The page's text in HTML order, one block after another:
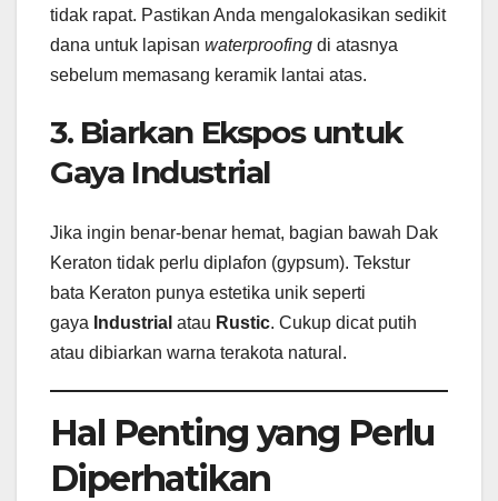
tidak rapat. Pastikan Anda mengalokasikan sedikit
dana untuk lapisan waterproofing di atasnya
sebelum memasang keramik lantai atas.
3. Biarkan Ekspos untuk
Gaya Industrial
Jika ingin benar-benar hemat, bagian bawah Dak
Keraton tidak perlu diplafon (gypsum). Tekstur
bata Keraton punya estetika unik seperti
gaya Industrial atau Rustic. Cukup dicat putih
atau dibiarkan warna terakota natural.
Hal Penting yang Perlu
Diperhatikan